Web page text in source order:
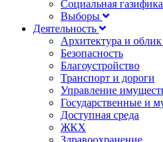
Социальная
Выборы
Деятельность
Архитектура и облик
Безопасность
Благоустройство
Транспорт и дороги
Управление
Государственные и
Доступная среда
ЖКХ
Здравоохранение